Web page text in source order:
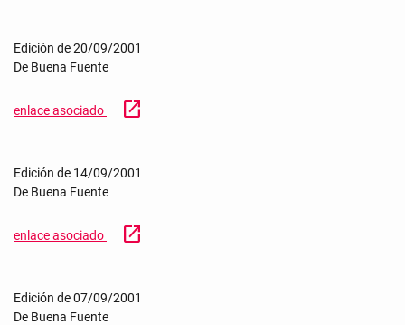
Edición de 20/09/2001
De Buena Fuente
enlace asociado open_in_new
Edición de 14/09/2001
De Buena Fuente
enlace asociado open_in_new
Edición de 07/09/2001
De Buena Fuente